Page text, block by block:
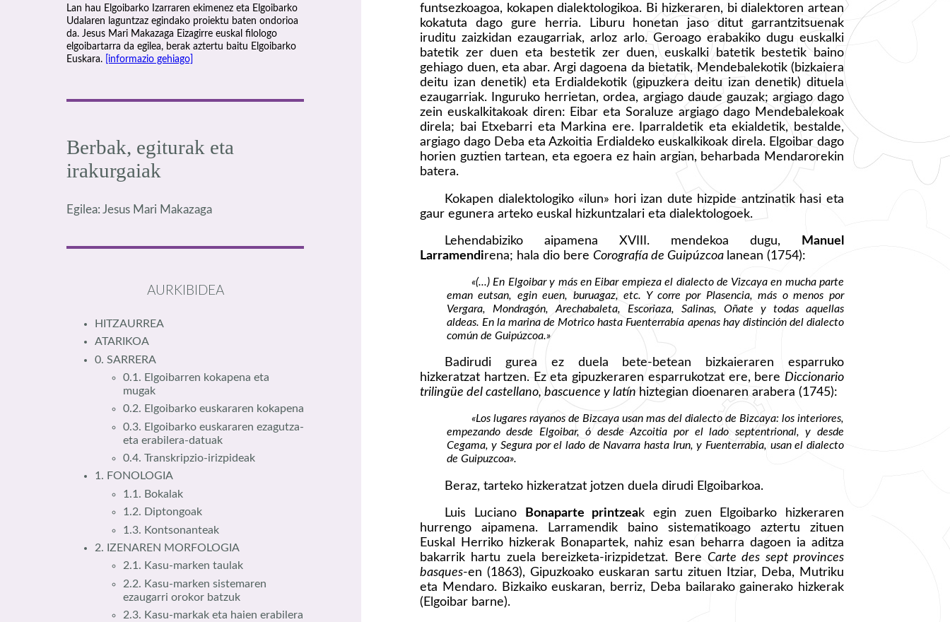
Lan hau Elgoibarko Izarraren ekimenez eta Elgoibarko
Udalaren laguntzaz egindako proiektu baten ondorioa
da. Jesus Mari Makazaga Eizagirre euskal filologo
elgoibartarra da egilea, berak aztertu baitu Elgoibarko
Euskara. [informazio gehiago]
Berbak, egiturak eta
irakurgaiak
Egilea: Jesus Mari Makazaga
AURKIBIDEA
HITZAURREA
ATARIKOA
0. SARRERA
0.1. Elgoibarren kokapena eta
mugak
0.2. Elgoibarko euskararen kokapena
0.3. Elgoibarko euskararen ezagutza-
eta erabilera-datuak
0.4. Transkripzio-irizpideak
1. FONOLOGIA
1.1. Bokalak
1.2. Diptongoak
1.3. Kontsonanteak
2. IZENAREN MORFOLOGIA
2.1. Kasu-marken taulak
2.2. Kasu-marken sistemaren
ezaugarri orokor batzuk
2.3. Kasu-markak eta haien erabilera
funtsezkoagoa, kokapen dialektologikoa. Bi hizkeraren, bi dialektoren artean
kokatuta dago gure herria. Liburu honetan jaso ditut garrantzitsuenak
iruditu zaizkidan ezaugarriak, arloz arlo. Geroago erabakiko dugu euskalki
batetik zer duen eta bestetik zer duen, euskalki batetik bestetik baino
gehiago duen, eta abar. Argi dagoena da bietatik, Mendebalekotik (bizkaiera
deitu izan denetik) eta Erdialdekotik (gipuzkera deitu izan denetik) dituela
ezaugarriak. Inguruko herrietan, ordea, argiago daude gauzak; argiago dago
zein euskalkitakoak diren: Eibar eta Soraluze argiago dago Mendebalekoak
direla; bai Etxebarri eta Markina ere. Iparraldetik eta ekialdetik, bestalde,
argiago dago Deba eta Azkoitia Erdialdeko euskalkikoak direla. Elgoibar dago
horien guztien tartean, eta egoera ez hain argian, beharbada Mendarorekin
batera.
Kokapen dialektologiko «ilun» hori izan dute hizpide antzinatik hasi eta
gaur egunera arteko euskal hizkuntzalari eta dialektologoek.
Lehendabiziko aipamena XVIII. mendekoa dugu,
Manuel
Larramendirena; hala dio bereCorografía de Guipúzcoa lanean (1754):
«(...) En Elgoibar y más en Eibar empieza el dialecto de Vizcaya en mucha parte
eman eutsan, egin euen, buruagaz, etc. Y corre por Plasencia, más o menos por
Vergara, Mondragón, Arechabaleta, Escoriaza, Salinas, Oñate y todas aquellas
aldeas. En la marina de Motrico hasta Fuenterrabía apenas hay distinción del dialecto
común de Guipúzcoa.»
Badirudi gurea ez duela bete-betean bizkaieraren esparruko
hizkeratzat hartzen. Ez eta gipuzkeraren esparrukotzat ere, bere Diccionario
trilingüe del castellano, bascuence y latín hiztegian dioenaren arabera (1745):
«Los lugares rayanos de Bizcaya usan mas del dialecto de Bizcaya: los interiores,
empezando desde Elgoibar, ó desde Azcoitia por el lado septentrional, y desde
Cegama, y Segura por el lado de Navarra hasta Irun, y Fuenterrabia, usan el dialecto
de Guipuzcoa».
Beraz, tarteko hizkeratzat jotzen duela dirudi Elgoibarkoa.
Luis Luciano Bonaparte printzeak egin zuen Elgoibarko hizkeraren
hurrengo aipamena. Larramendik baino sistematikoago aztertu zituen
Euskal Herriko hizkerak Bonapartek, nahiz esan beharra dagoen ia aditza
bakarrik hartu zuela bereizketa-irizpidetzat. Bere Carte des sept provinces
basques-en (1863), Gipuzkoako euskaran sartu zituen Itziar, Deba, Mutriku
eta Mendaro. Bizkaiko euskaran, berriz, Deba bailarako gainerako hizkerak
(Elgoibar barne).